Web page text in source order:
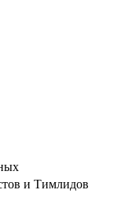
и Тимлидов